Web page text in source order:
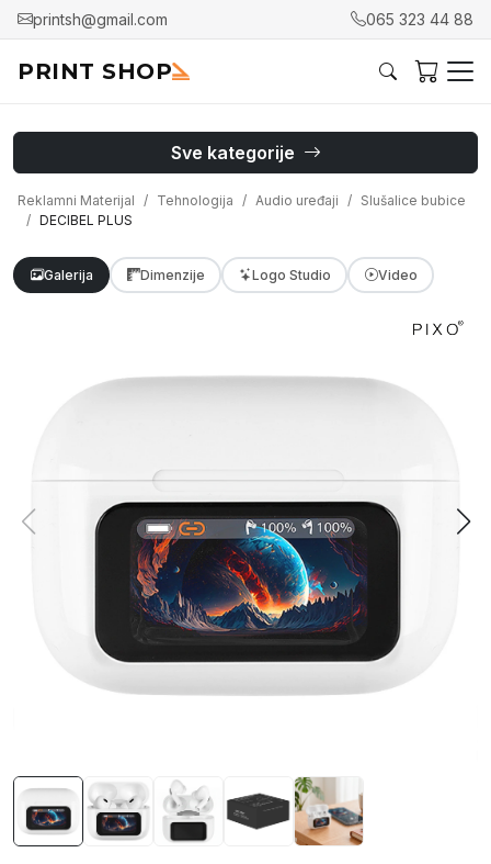
printsh@gmail.com 065 323 44 88
PRINT SHOP
Sve kategorije
Reklamni Materijal Tehnologija Audio uređaji
Slušalice bubice
DECIBEL PLUS
Galerija Dimenzije Logo Studio Video